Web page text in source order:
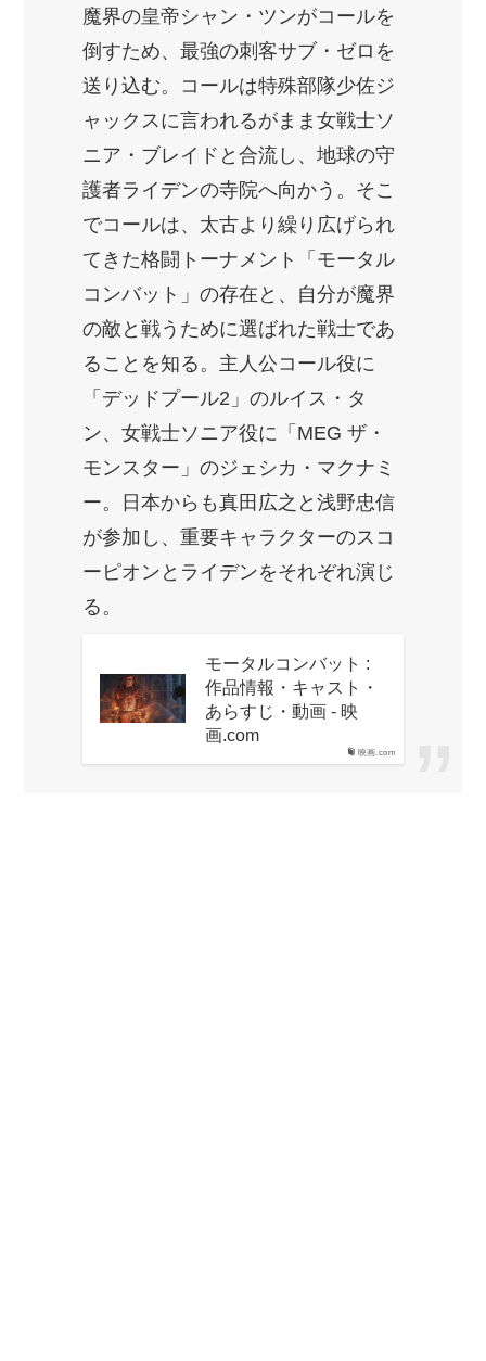
魔界の皇帝シャン・ツンがコールを
倒すため、最強の刺客サブ・ゼロを
送り込む。コールは特殊部隊少佐ジ
ャックスに言われるがまま女戦士ソ
ニア・ブレイドと合流し、地球の守
護者ライデンの寺院へ向かう。そこ
でコールは、太古より繰り広げられ
てきた格闘トーナメント「モータル
コンバット」の存在と、自分が魔界
の敵と戦うために選ばれた戦士であ
ることを知る。主人公コール役に
「デッドプール2」のルイス・タ
ン、女戦士ソニア役に「MEG ザ・
モンスター」のジェシカ・マクナミ
ー。日本からも真田広之と浅野忠信
が参加し、重要キャラクターのスコ
ーピオンとライデンをそれぞれ演じ
る。
映画.com
モータルコンバット :
作品情報・キャスト・
あらすじ・動画 - 映
画.com